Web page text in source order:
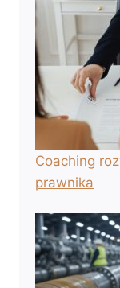
Coaching
prawnika